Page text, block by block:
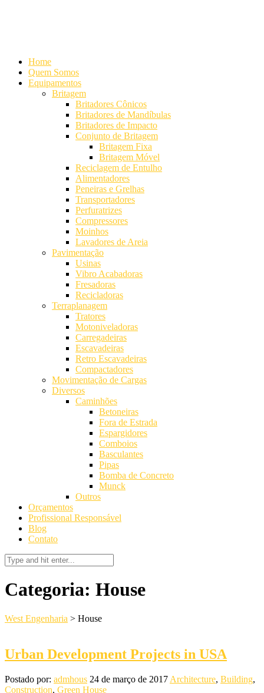
Home
Quem Somos
Equipamentos
Britagem
Britadores Cônicos
Britadores de Mandíbulas
Britadores de Impacto
Conjunto de Britagem
Britagem Fixa
Britagem Móvel
Reciclagem de Entulho
Alimentadores
Peneiras e Grelhas
Transportadores
Perfuratrizes
Compressores
Moinhos
Lavadores de Areia
Pavimentação
Usinas
Vibro Acabadoras
Fresadoras
Recicladoras
Terraplanagem
Tratores
Motoniveladoras
Carregadeiras
Escavadeiras
Retro Escavadeiras
Compactadores
Movimentação de Cargas
Diversos
Caminhões
Betoneiras
Fora de Estrada
Espargidores
Comboios
Basculantes
Pipas
Bomba de Concreto
Munck
Outros
Orçamentos
Profissional Responsável
Blog
Contato
Categoria: House
West Engenharia > House
Urban Development Projects in USA
Postado por: admhous 24 de março de 2017 Architecture, Building,
Construction, Green House